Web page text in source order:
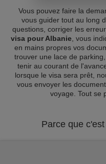
Vous pouvez faire la
vous guider tout au long
questions, corriger les
visa pour Albanie , vous
en mains propres vos
trouver une lace de
tenir au courant de
lorsque le visa sera prêt,
vous envoyer les
voyage. Tout se
Parce que